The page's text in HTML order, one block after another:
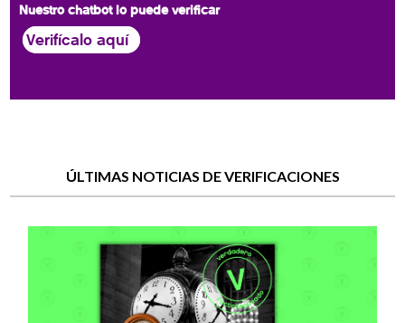
Nuestro chatbot lo puede verificar
Verifícalo aquí
ÚLTIMAS NOTICIAS DE VERIFICACIONES